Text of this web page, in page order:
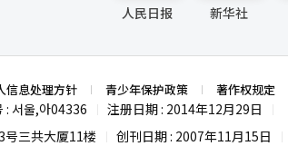
人民日报 新华社
信息处理方针 青少年保护政策 著作权规定
: 서울,아04336 注册日期 : 2014年12月29日
三共大厦11楼
创刊日期 : 2007年11月15日